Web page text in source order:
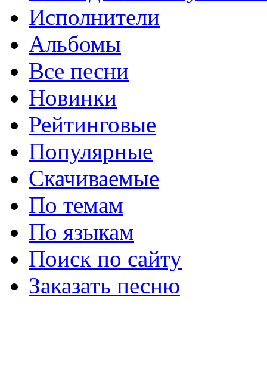
Исполнители
Альбомы
Все песни
Новинки
Рейтинговые
Популярные
Скачиваемые
По темам
По языкам
Поиск по сайту
Заказать песню